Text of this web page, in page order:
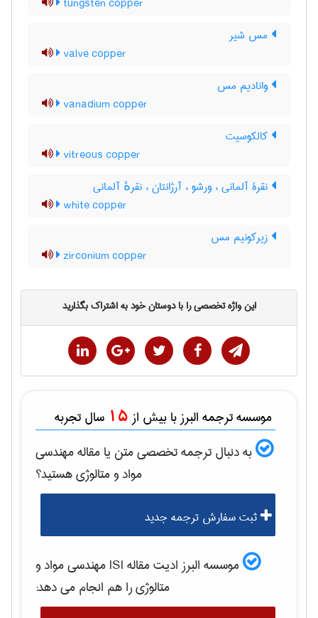
مس شیر
valve copper
وانادیم مس
vanadium copper
کالکوسیت
vitreous copper
نقرۀ آلمانی ، ورشو ، آرژانتان ، نقرهٔ آلمانی
white copper
زیرکونیم مس
zirconium copper
این واژه تخصصی را با دوستان خود به اشتراک بگذارید
موسسه ترجمه البرز با بیش از 15 سال تجربه
به دنبال ترجمه تخصصی متن یا مقالهمهندسی
مواد و متالوژیهستید؟
ثبت سفارش ترجمه جدید
موسسه البرز ادیت مقاله ISI
مهندسی مواد و
متالوژیرا هم انجام می دهد: